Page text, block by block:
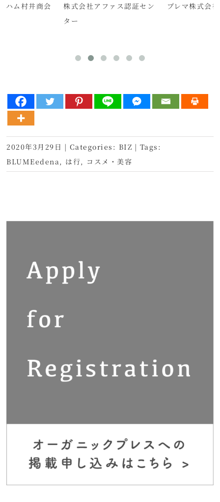
ハム村井商会
株式会社アファス認証セン
ター
プレマ株式会社
2020年3月29日 | Categories: BIZ | Tags:
BLUMEedena , は行, コスメ・美容